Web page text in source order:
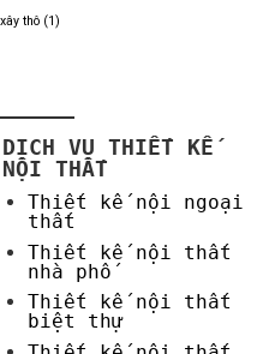
thô (1)
DỊCH VỤ THIẾT KẾ
NỘI THẤT
Thiết kế nội ngoại
thất
Thiết kế nội thất
nhà phố
Thiết kế nội thất
biệt thự